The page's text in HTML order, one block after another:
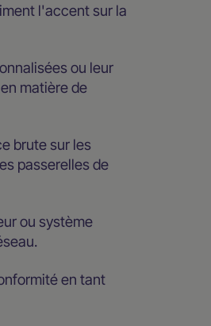
l'accent sur la
ou leur
matière de
brute sur les
passerelles de
ou système
en tant